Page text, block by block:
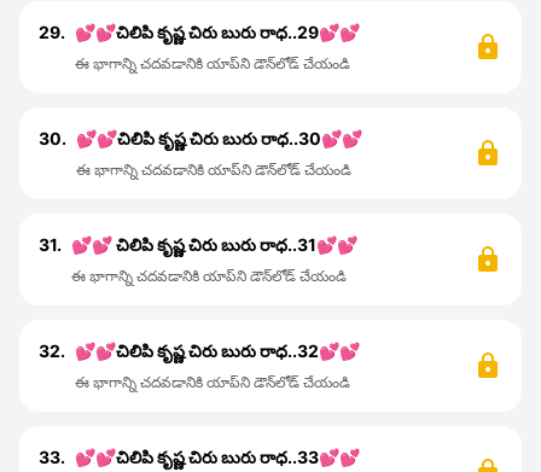
29. 💕💕చిలిపి కృష్ణ చిరు బురు రాధ..29💕💕
ఈ భాగాన్ని చదవడానికి యాప్‌ని డౌన్‌లోడ్ చేయండి
30. 💕💕చిలిపి కృష్ణ చిరు బురు రాధ..30💕💕
ఈ భాగాన్ని చదవడానికి యాప్‌ని డౌన్‌లోడ్ చేయండి
31. 💕💕 చిలిపి కృష్ణ చిరు బురు రాధ..31💕💕
ఈ భాగాన్ని చదవడానికి యాప్‌ని డౌన్‌లోడ్ చేయండి
32. 💕💕చిలిపి కృష్ణ చిరు బురు రాధ..32💕💕
ఈ భాగాన్ని చదవడానికి యాప్‌ని డౌన్‌లోడ్ చేయండి
33. 💕💕చిలిపి కృష్ణ చిరు బురు రాధ..33💕💕